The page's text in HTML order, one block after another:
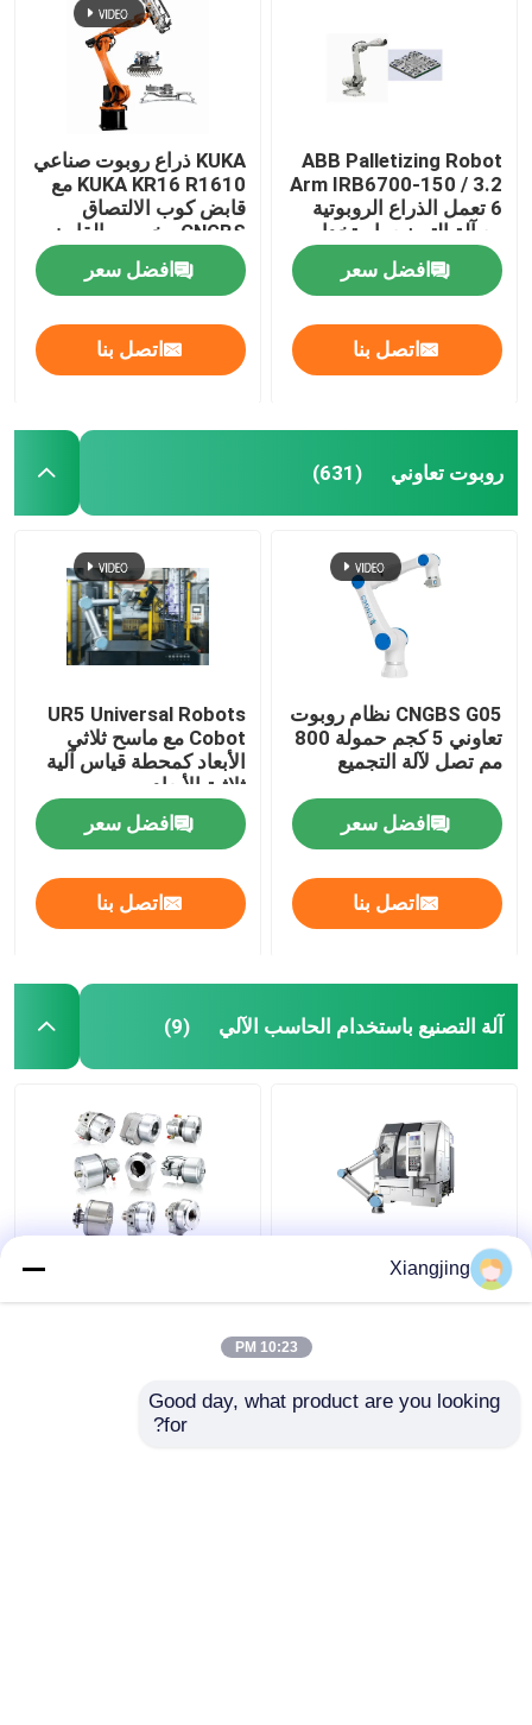
ABB Palletizing Robot
Arm IRB6700-150 / 3.2
6 تعمل الذراع الروبوتية
مع آلة التصنيع باستخدام
الحاسب الآلي
افضل سعر
اتصل بنا
KUKA ذراع روبوت صناعي
KUKA KR16 R1610 مع
قابض كوب الالتصاق
CNGBS مخصص القابض
من أجل منصات نقالة
افضل سعر
اتصل بنا
روبوت تعاوني (631)
CNGBS G05 نظام روبوت
تعاوني 5 كجم حمولة 800
مم تصل لآلة التجميع
افضل سعر
اتصل بنا
UR5 Universal Robots
Cobot مع ماسح ثلاثي
الأبعاد كمحطة قياس آلية
ثلاثية الأبعاد
افضل سعر
اتصل بنا
آلة التصنيع باستخدام الحاسب الآلي (9)
UR10e عالمية الذراع
الروبوتية كوبوت مع
أسطوانة هيدروليكية دوارة
هيدروليكية دوارة
Xiangjing
10:23 PM
Good day, what product are you looking
for?